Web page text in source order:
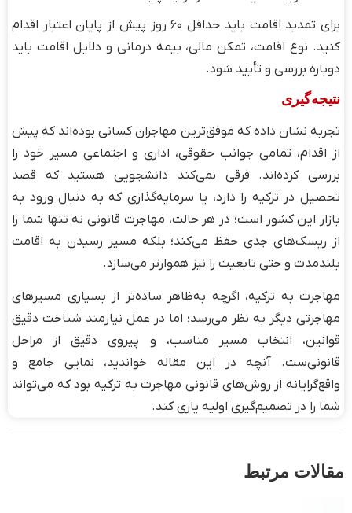
برای تمدید اقامت باید حداقل ۶۰ روز پیش از پایان اعتبار اقدام
کنید. نوع اقامت، تمکن مالی، بیمه درمانی و دلایل اقامت باید
دوباره بررسی و تأیید شود.
نتیجه‌گیری
تجربه نشان داده که موفق‌ترین مهاجران کسانی بوده‌اند که پیش
از اقدام، تمامی جوانب حقوقی، اداری و اجتماعی مسیر خود را
بررسی کرده‌اند. فرقی نمی‌کند دانشجویی هستید که قصد
تحصیل در ترکیه را دارد، یا سرمایه‌گذاری که به دنبال ورود به
بازار این کشور است؛ در هر حالت، مهاجرت قانونی نه تنها شما را
از ریسک‌های جدی حفظ می‌کند؛ بلکه مسیر رسیدن به اقامت
بلندمدت و حتی تابعیت را نیز هموارتر می‌سازد.
مهاجرت به ترکیه، اگرچه به‌ظاهر ساده‌تر از بسیاری مسیرهای
مهاجرتی دیگر به نظر می‌رسد؛ اما در عمل نیازمند شناخت دقیق
قوانین، انتخاب مسیر مناسب، و پیروی دقیق از مراحل
قانونی‌ست. آنچه در این مقاله خواندید، نمایی جامع و
واقع‌گرایانه از روش‌های قانونی مهاجرت به ترکیه بود که می‌تواند
شما را در تصمیم‌گیری اولیه یاری کند.
مقالات مرتبط